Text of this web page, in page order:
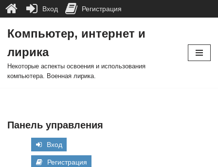
к
содержимому
Компьютер, интернет и
лирика
Некоторые аспекты освоения и использования
компьютера. Военная лирика.
Панель управления
Вход
Регистрация
Вход Регистрация